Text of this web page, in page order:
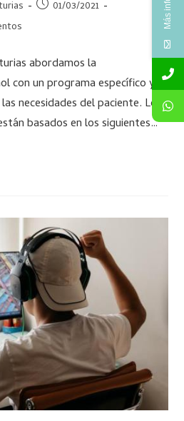
01/03/2021
abordamos la
con un programa específico y
necesidades del paciente. Los
basados en los siguientes…